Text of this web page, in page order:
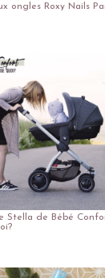
ongles Roxy Nails
Stella de Bébé